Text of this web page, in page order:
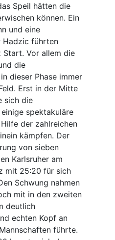
Speil hätten die
können. Ein
und eine
Hadzic führten
Start. Vor allem die
die
dieser Phase immer
Erst in der Mitte
sich die
spektakuläre
der zahlreichen
kämpfen. Der
von sieben
Karlsruher am
mit 25:20 für sich
Schwung nahmen
mit in den zweiten
deutlich
echten Kopf an
führte.